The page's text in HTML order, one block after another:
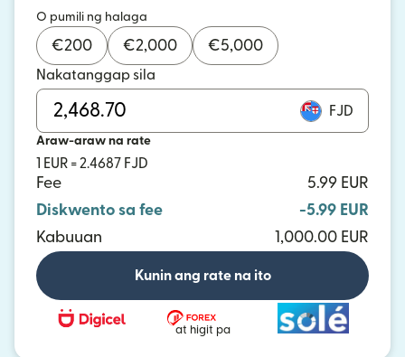
O pumili ng halaga
€200 €2,000 €5,000
Nakatanggap sila
FJD
Araw-araw na rate
1 EUR = 2.4687 FJD
Fee
5.99 EUR
Diskwento sa fee
-5.99 EUR
Kabuuan
1,000.00 EUR
Kunin ang rate na ito
at higit pa